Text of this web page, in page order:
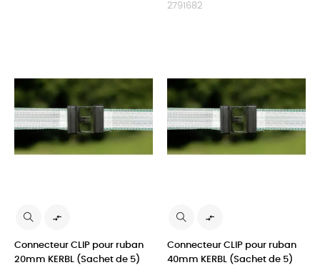
2791682

Connecteur CLIP pour ruban
20mm KERBL (Sachet de 5)

Connecteur CLIP pour ruban
40mm KERBL (Sachet de 5)